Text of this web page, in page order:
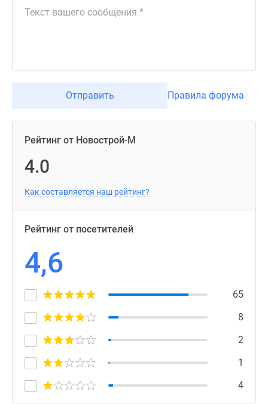
Отправить Правила форума
Рейтинг от Новострой-М
4.0
Как составляется наш рейтинг?
Рейтинг от посетителей
4,6
65
8
2
1
4